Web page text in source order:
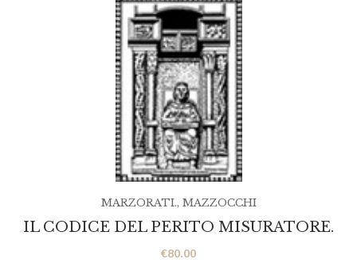
IL CODICE DEL PERITO MISURATORE.
€80.00
MARZORATI., MAZZOCCHI